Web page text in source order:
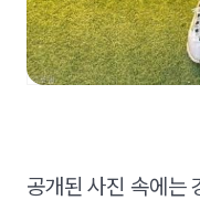
공개된 사진 속에는